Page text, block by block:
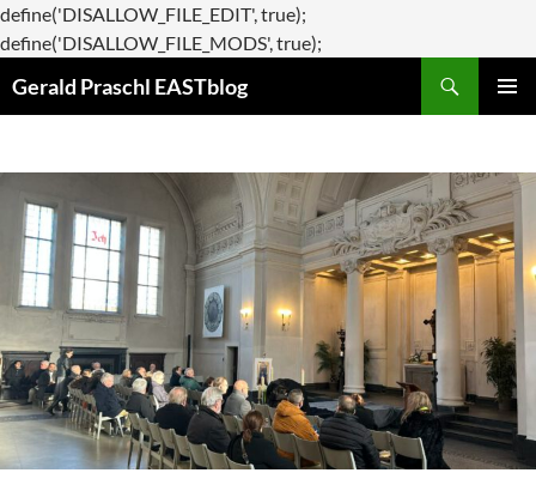
define('DISALLOW_FILE_EDIT', true);
define('DISALLOW_FILE_MODS', true);
Gerald Praschl EASTblog